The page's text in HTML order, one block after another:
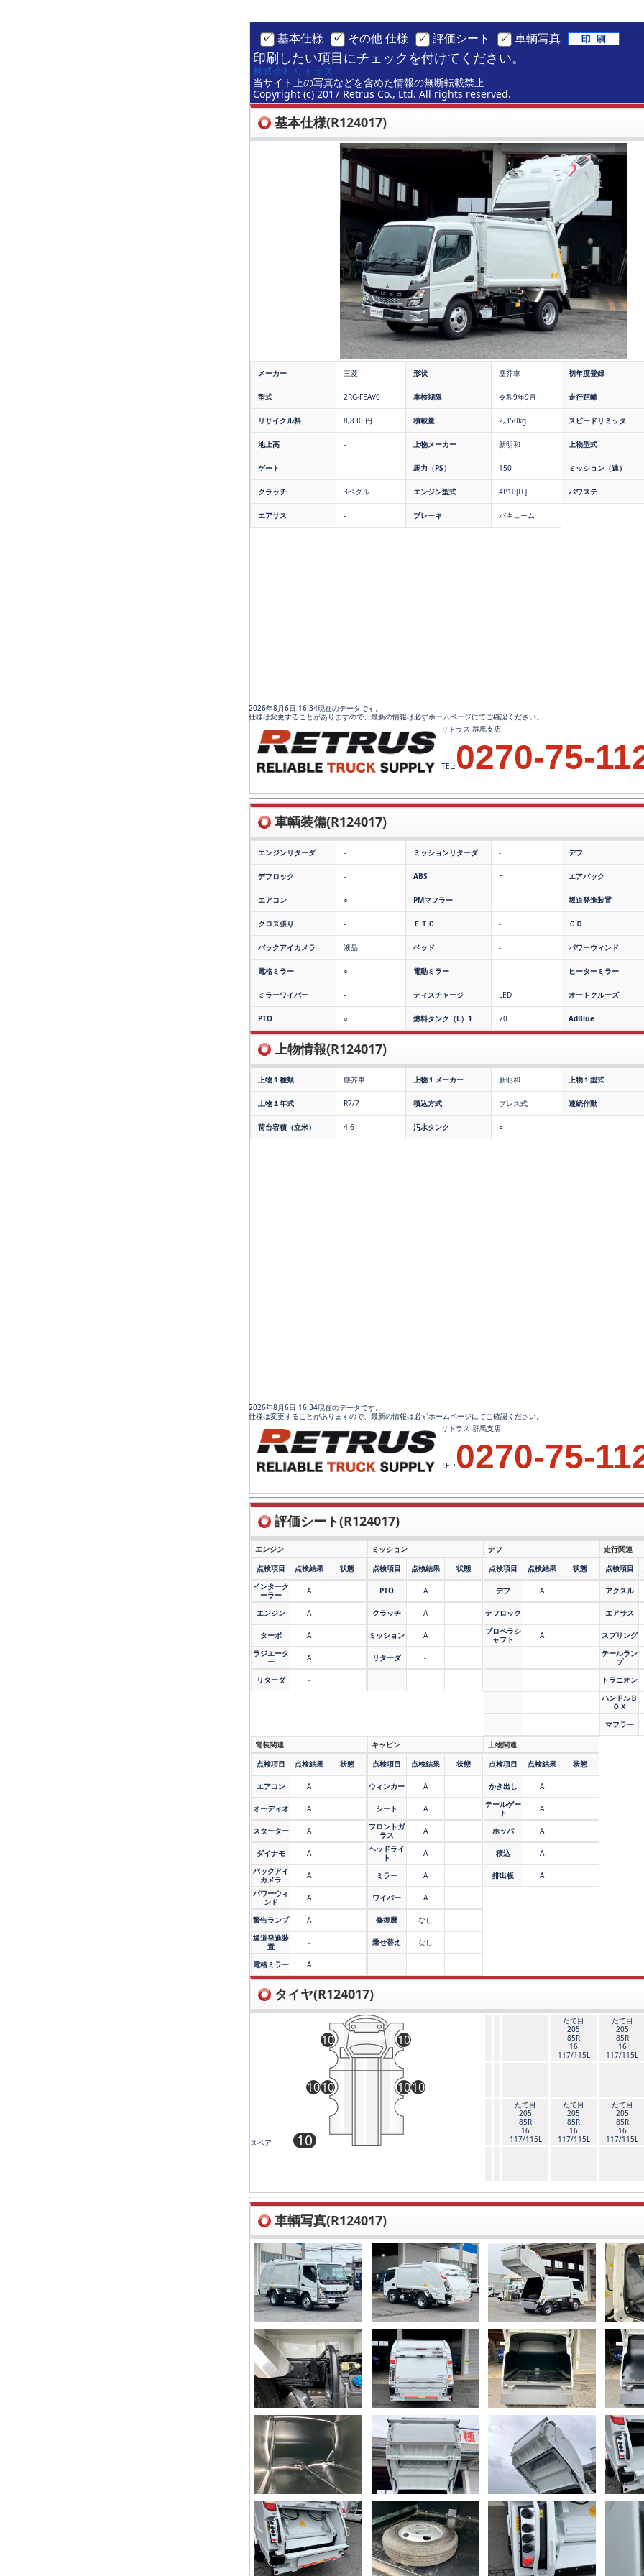
基本仕様 その他 仕様 評価シート 車輌写真
印刷したい項目にチェックを付けてください。
株式会社リトラス
当サイト上の写真などを含めた情報の無断転載禁止
Copyright (c) 2017 Retrus Co., Ltd. All rights reserved.
基本仕様(R124017)
メーカー 三菱 形状 塵芥車 初年度登録
型式 2RG-FEAV0 車検期限 令和9年9月 走行距離
リサイクル料 8,830 円 積載量 2,350kg スピードリミッタ
地上高 - 上物メーカー 新明和 上物型式
ゲート 馬力（PS） 150 ミッション（速）
クラッチ 3ペダル エンジン型式 4P10[IT] パワステ
エアサス - ブレーキ バキューム
2026年8月6日 16:34現在のデータです。
仕様は変更することがありますので、最新の情報は必ずホームページにてご確認ください。
リトラス 群馬支店
TEL: 0270-75-
車輌装備(R124017)
エンジンリターダ - ミッションリターダ - デフ
デフロック - ABS ○ エアバック
エアコン ○ PMマフラー - 坂道発進装置
クロス張り - ＥＴＣ - ＣＤ
バックアイカメラ 液晶 ベッド - パワーウィンド
電格ミラー ○ 電動ミラー - ヒーターミラー
ミラーワイパー - ディスチャージ LED オートクルーズ
PTO ○ 燃料タンク（L）1 70 AdBlue
上物情報(R124017)
上物１種類 塵芥車 上物１メーカー 新明和 上物１型式
上物１年式 R7/7 積込方式 プレス式 連続作動
荷台容積（立米） 4.6 汚水タンク ○
2026年8月6日 16:34現在のデータです。
仕様は変更することがありますので、最新の情報は必ずホームページにてご確認ください。
リトラス 群馬支店
TEL: 0270-75-
評価シート(R124017)
エンジン
点検項目
点検結果
状態
インターク
ーラー
A
エンジン A
ターボ
A
ラジエータ
ー
A
リターダ -
ミッション
点検項目
点検結果 状態
PTO A
クラッチ A
ミッション A
リターダ -
デフ
点検項目
点検結果 状態
デフ A
デフロック
-
プロペラシ
ャフト
A
走行関連
点検項目
アクスル
エアサス
スプリング
テールラン
プ
トラニオン
ハンドルＢ
ＯＸ
マフラー
電装関連
点検項目
点検結果 状態
エアコン A
オーディオ A
スターター A
ダイナモ
A
バックアイ
カメラ
A
パワーウィ
ンド
A
警告ランプ
A
坂道発進装
置
-
電格ミラー A
キャビン
点検項目
点検結果 状態
ウィンカー A
シート
A
フロントガ
ラス
A
ヘッドライ
ト
A
ミラー A
ワイパー A
修復暦 なし
乗せ替え なし
上物関連
点検項目
点検結果 状態
かき出し
A
テールゲー
ト
A
ホッパ A
積込 A
排出板 A
タイヤ(R124017)
10 10
10
10 1010
スペア 10
たて目
205
85R
16
117/115L
たて目
205
85R
16
117/115L
たて目
205
85R
16
117/115L
たて目
205
85R
16
117/115L
たて目
205
85R
16
117/115L
車輌写真(R124017)